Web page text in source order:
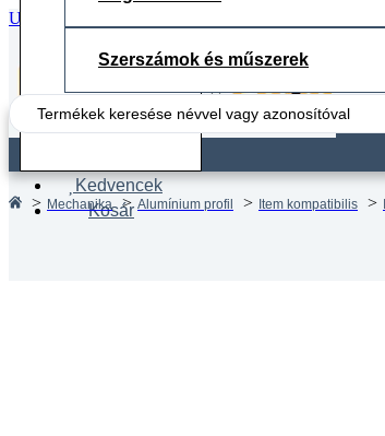
Ugrás a fő tartalomhoz
Search
...
Kedvencek
Kosár
Szerszámok és műszerek
Mechanika Alumínium profil Item kompatibilis